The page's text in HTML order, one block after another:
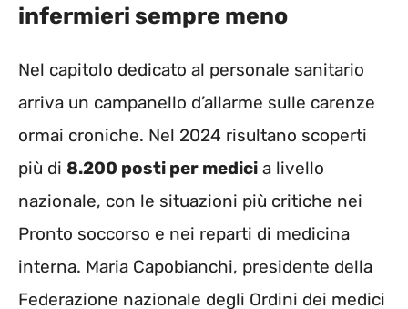
infermieri sempre meno
Nel capitolo dedicato al personale sanitario
arriva un campanello d’allarme sulle carenze
ormai croniche. Nel 2024 risultano scoperti
più di 8.200 posti per medici a livello
nazionale, con le situazioni più critiche nei
Pronto soccorso e nei reparti di medicina
interna. Maria Capobianchi, presidente della
Federazione nazionale degli Ordini dei medici